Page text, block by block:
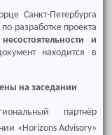
Санкт-Петербурга
разработке проекта
и
находится в
на заседании
партнёр
«Horizons Advisory»